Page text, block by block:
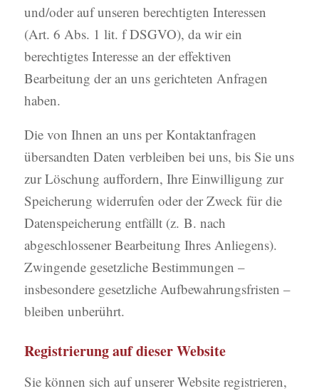
und/oder auf unseren berechtigten Interessen
(Art. 6 Abs. 1 lit. f DSGVO), da wir ein
berechtigtes Interesse an der effektiven
Bearbeitung der an uns gerichteten Anfragen
haben.
Die von Ihnen an uns per Kontaktanfragen
übersandten Daten verbleiben bei uns, bis Sie uns
zur Löschung auffordern, Ihre Einwilligung zur
Speicherung widerrufen oder der Zweck für die
Datenspeicherung entfällt (z. B. nach
abgeschlossener Bearbeitung Ihres Anliegens).
Zwingende gesetzliche Bestimmungen –
insbesondere gesetzliche Aufbewahrungsfristen –
bleiben unberührt.
Registrierung auf dieser Website
Sie können sich auf unserer Website registrieren,